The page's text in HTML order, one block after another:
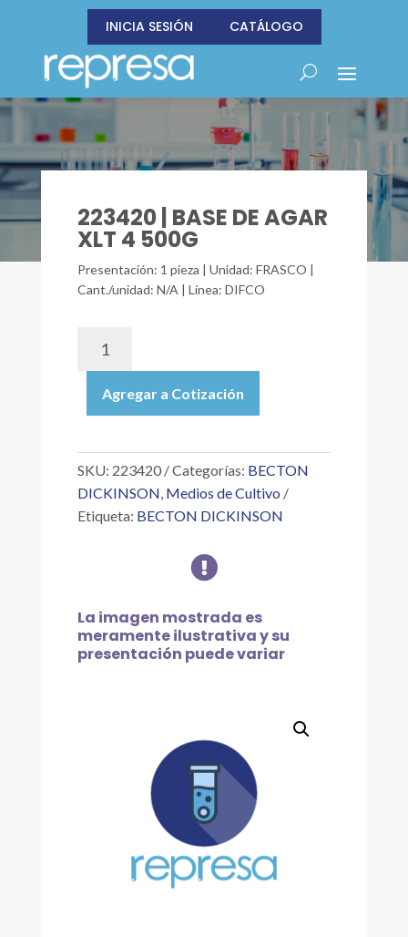
INICIA SESIÓN CATÁLOGO
223420 | BASE DE AGAR
XLT 4 500G
Presentación: 1 pieza | Unidad: FRASCO |
Cant./unidad: N/A | Línea: DIFCO
AGAR
4
cantidad
Agregar a Cotización
SKU: 223420 Categorías: BECTON
DICKINSON, Medios de Cultivo
Etiqueta: BECTON DICKINSON

La imagen mostrada es
meramente ilustrativa y su
presentación puede variar